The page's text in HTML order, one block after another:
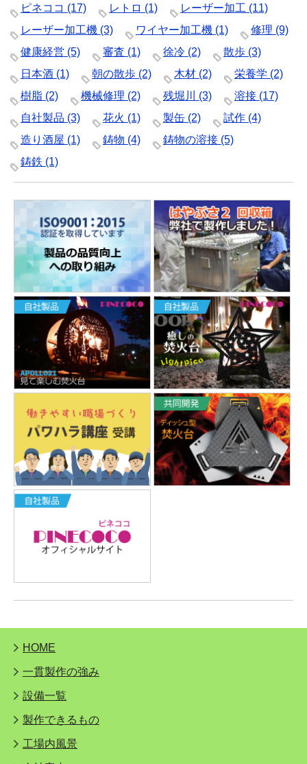
ピネココ (17) レトロ (1) レーザー加工 (11)
レーザー加工機 (3) ワイヤー加工機 (1) 修理 (9)
健康経営 (5) 審査 (1) 徐冷 (2) 散歩 (3)
日本酒 (1) 朝の散歩 (2) 木材 (2) 栄養学 (2)
樹脂 (2) 機械修理 (2) 残堀川 (3) 溶接 (17)
自社製品 (3) 花火 (1) 製缶 (2) 試作 (4)
造り酒屋 (1) 鋳物 (4) 鋳物の溶接 (5)
鋳鉄 (1)
HOME
一貫製作の強み
設備一覧
製作できるもの
工場内風景